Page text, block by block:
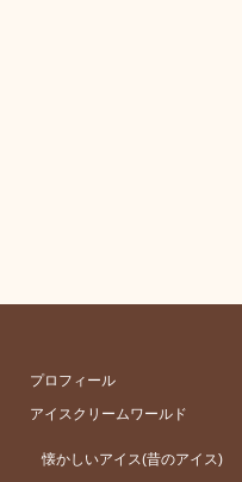
プロフィール
アイスクリームワールド
懐かしいアイス(昔のアイス)